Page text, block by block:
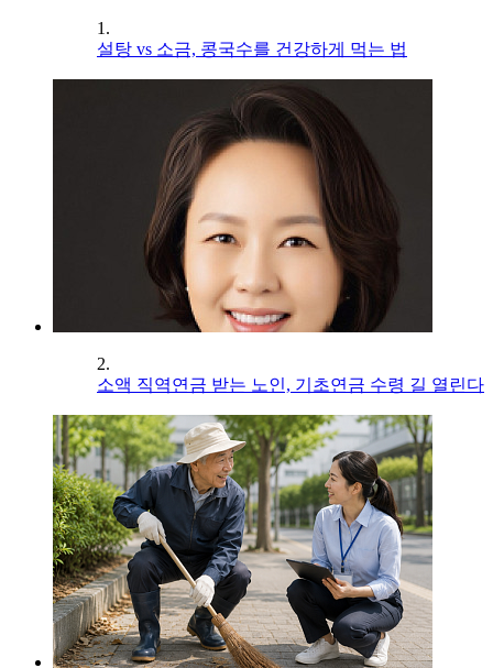
1.
설탕 vs 소금, 콩국수를 건강하게 먹는 법
2.
소액 직역연금 받는 노인, 기초연금 수령 길 열린다